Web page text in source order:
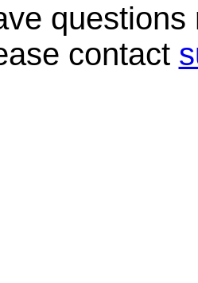
contact